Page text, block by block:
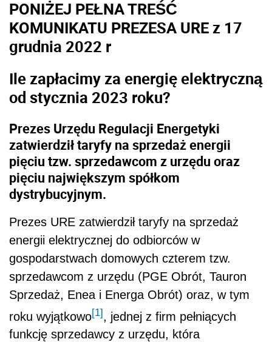
PONIŻEJ PEŁNA TREŚĆ
KOMUNIKATU PREZESA URE z 17
grudnia 2022 r
Ile zapłacimy za energię elektryczną
od stycznia 2023 roku?
Prezes Urzędu Regulacji Energetyki
zatwierdził taryfy na sprzedaż energii
pięciu tzw. sprzedawcom z urzędu oraz
pięciu największym spółkom
dystrybucyjnym.
Prezes URE zatwierdził taryfy na sprzedaż
energii elektrycznej do odbiorców w
gospodarstwach domowych czterem tzw.
sprzedawcom z urzędu (PGE Obrót, Tauron
Sprzedaż, Enea i Energa Obrót) oraz, w tym
roku wyjątkowo[1], jednej z firm pełniących
funkcję sprzedawcy z urzędu, która